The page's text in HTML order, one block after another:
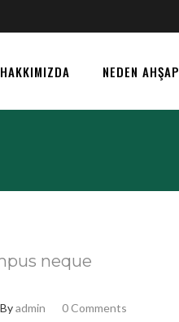
HAKKIMIZDA NEDEN AHŞAP
neque
Byadmin 0 Comments